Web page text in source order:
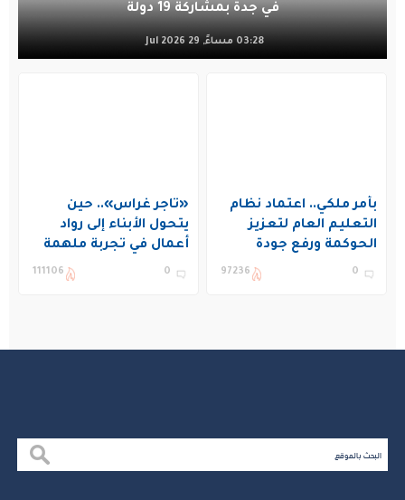
في جدة بمشاركة 19 دولة
03:28 مساءً, 29 Jul 2026
بأمر ملكي.. اعتماد نظام
التعليم العام لتعزيز
الحوكمة ورفع جودة
التعليم في المملكة
0
97236
«تاجر غراس».. حين
يتحول الأبناء إلى رواد
أعمال في تجربة ملهمة
بنادي غراس الصيفي
0
111106